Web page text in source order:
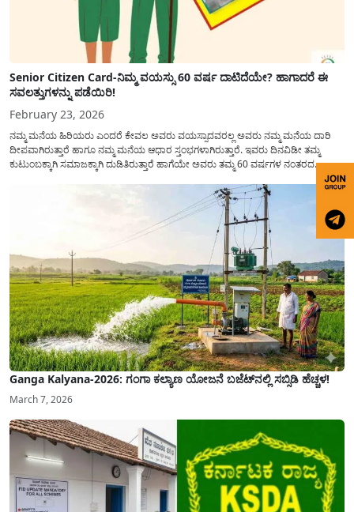
Senior Citizen Card-ನಿಮ್ಮ ವಯಸ್ಸು 60 ವರ್ಷ ದಾಟಿದೆಯೇ? ಹಾಗಾದರೆ ಈ
ಸವಲತ್ತುಗಳನ್ನು ಪಡೆಯಿರಿ!
February 23, 2026
ನಮ್ಮ ಮನೆಯ ಹಿರಿಯರು ಎಂದರೆ ಕೇವಲ ಅವರು ವಯಸ್ಸಾದವರಲ್ಲ ಅವರು ನಮ್ಮ ಮನೆಯ ದಾರಿ
ದೀಪವಾಗಿರುತ್ತಾರೆ ಹಾಗೂ ನಮ್ಮ ಮನೆಯ ಆಧಾರ ಸ್ತಂಭಗಳಾಗಿರುತ್ತಾರೆ. ಇವರು ದಿನವಿಡೀ ತಮ್ಮ
ಕುಟುಂಬಕ್ಕಾಗಿ ಸಮಾಜಕ್ಕಾಗಿ ದುಡಿತಿರುತ್ತಾರೆ ಹಾಗೆಯೇ ಅವರು ತಮ್ಮ 60 ವರ್ಷಗಳ ನಂತರದ
ಜೀವನವನ್ನು ನೆಮ್ಮದಿಯಿಂದ ಕಳೆಯಬೇಕೆಂಬುದು ಪ್ರತಿಯೊಬ್ಬರ ಕನಸಾಗಿರುತ್ತದೆ ಆದ್ದರಿಂದ ಸರ್ಕಾರವು
Ganga Kalyana-2026: ಗಂಗಾ ಕಲ್ಯಾಣ ಯೋಜನೆ ಬಜೆಟ್‌ನಲ್ಲಿ ಸಬ್ಸಿಡಿ ಹೆಚ್ಚಳ!
March 7, 2026